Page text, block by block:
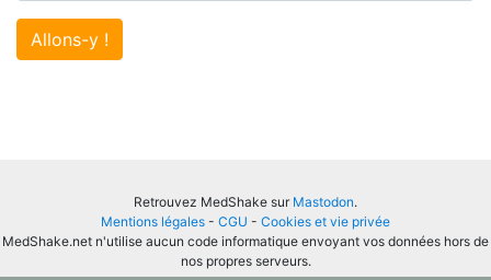
Allons-y !
Retrouvez MedShake sur Mastodon.
Mentions légales - CGU - Cookies et vie privée
MedShake.net n'utilise aucun code informatique envoyant vos données hors de
nos propres serveurs.